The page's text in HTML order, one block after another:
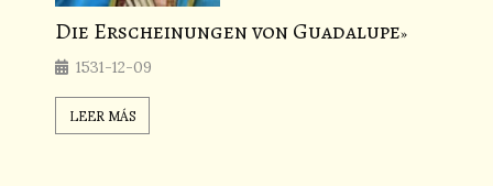
Die Erscheinungen von Guadalupe
1531-12-09
LEER MÁS